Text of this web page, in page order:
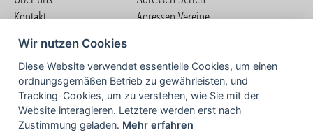
Kontakt
Nutzungsbedingungen
Datenschutzerklärung
Impressum
Adressen Vereine
COMMUNITY
Wir nutzen Cookies
Diese Website verwendet essentielle Cookies, um einen
ordnungsgemäßen Betrieb zu gewährleisten, und
Tracking-Cookies, um zu verstehen, wie Sie mit der
Website interagieren. Letztere werden erst nach
Zustimmung geladen. Mehr erfahren